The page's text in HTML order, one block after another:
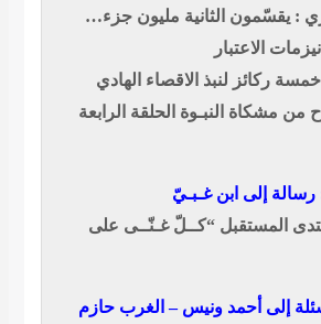
: يقسّمون الثانية مليون جزء…
الاعتبار
خمسة ركائز لنبذ الاقصاء الهادي
من مشكاة النبـوة الحلقة الرابعة
إلى ابن غـبـيّ
المستقبل “كــلّ غـنّــى على
إلى أحمد ونيس – الغرب حازم